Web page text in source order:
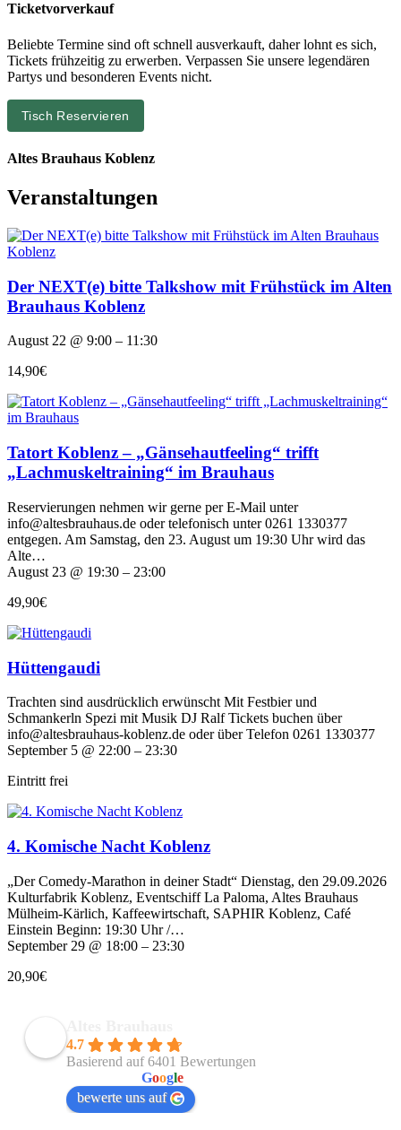
Ticketvorverkauf
Beliebte Termine sind oft schnell ausverkauft, daher lohnt es sich,
Tickets frühzeitig zu erwerben. Verpassen Sie unsere legendären
Partys und besonderen Events nicht.
Tisch Reservieren
Altes Brauhaus Koblenz
Veranstaltungen
Der NEXT(e) bitte Talkshow mit Frühstück im Alten
Brauhaus Koblenz
August 22 @ 9:00 – 11:30
14,90€
Tatort Koblenz – „Gänsehautfeeling“ trifft
„Lachmuskeltraining“ im Brauhaus
Reservierungen nehmen wir gerne per E-Mail unter
info@altesbrauhaus.de oder telefonisch unter 0261 1330377
entgegen. Am Samstag, den 23. August um 19:30 Uhr wird das
Alte…
August 23 @ 19:30 – 23:00
49,90€
Hüttengaudi
Trachten sind ausdrücklich erwünscht Mit Festbier und
Schmankerln Spezi mit Musik DJ Ralf Tickets buchen über
info@altesbrauhaus-koblenz.de oder über Telefon 0261 1330377
September 5 @ 22:00 – 23:30
Eintritt frei
4. Komische Nacht Koblenz
„Der Comedy-Marathon in deiner Stadt“ Dienstag, den 29.09.2026
Kulturfabrik Koblenz, Eventschiff La Paloma, Altes Brauhaus
Mülheim-Kärlich, Kaffeewirtschaft, SAPHIR Koblenz, Café
Einstein Beginn: 19:30 Uhr /…
September 29 @ 18:00 – 23:30
20,90€
4.7
Basierend auf 6401 Bewertungen
Google
bewerte uns auf